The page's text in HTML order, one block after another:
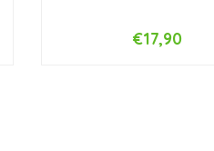
+
€17,90